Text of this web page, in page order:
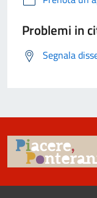
Problemi in
Segnala